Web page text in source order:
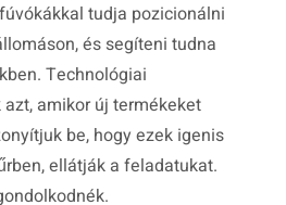
tudja pozicionálni
és segíteni tudna
Technológiai
amikor új termékeket
be, hogy ezek igenis
ellátják a feladatukat.